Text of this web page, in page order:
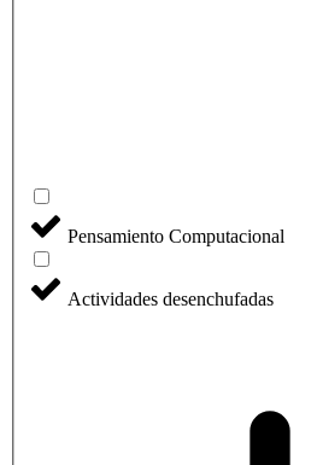
Pensamiento Computacional
Actividades desenchufadas